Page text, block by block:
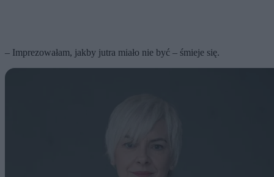
– Imprezowałam, jakby jutra miało nie być – śmieje się.